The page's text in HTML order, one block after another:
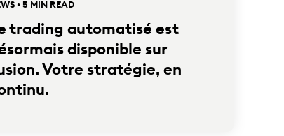
• 5 MIN READ
trading automatisé est
disponible sur
Votre stratégie, en